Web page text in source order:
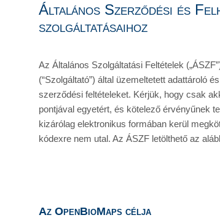
Általános Szerződési és
szolgáltatásaihoz
Az Általános Szolgáltatási Feltételek
(“Szolgáltató”) által üzemeltetett adattároló
szerződési feltételeket. Kérjük, hogy csak
pontjával egyetért, és kötelező érvényűnek
kizárólag elektronikus formában kerül
kódexre nem utal. Az ÁSZF letölthető az
Az OpenBioMaps célja